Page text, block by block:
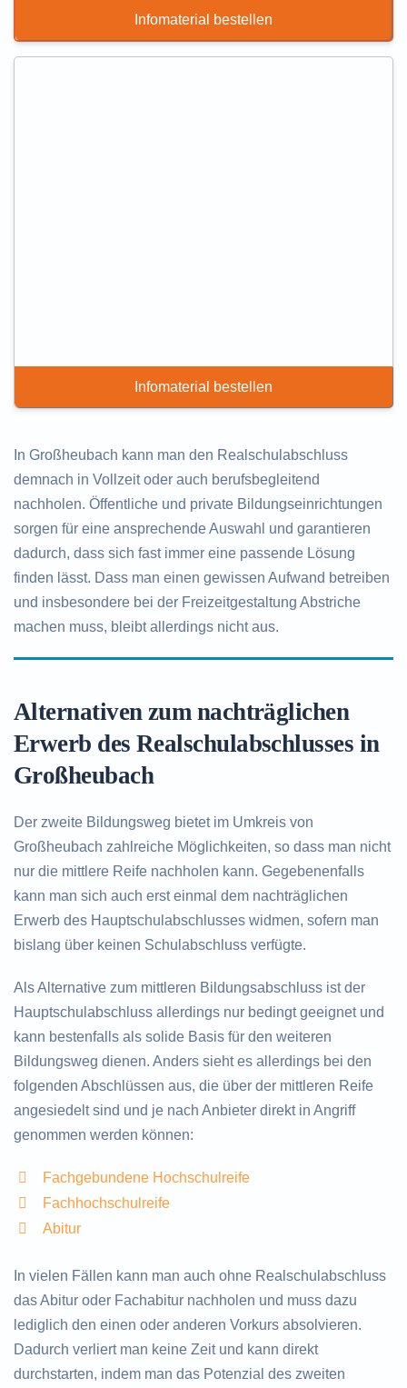
Infomaterial bestellen
Infomaterial bestellen
In Großheubach kann man den Realschulabschluss
demnach in Vollzeit oder auch berufsbegleitend
nachholen. Öffentliche und private Bildungseinrichtungen
sorgen für eine ansprechende Auswahl und garantieren
dadurch, dass sich fast immer eine passende Lösung
finden lässt. Dass man einen gewissen Aufwand betreiben
und insbesondere bei der Freizeitgestaltung Abstriche
machen muss, bleibt allerdings nicht aus.
Alternativen zum nachträglichen
Erwerb des Realschulabschlusses in
Großheubach
Der zweite Bildungsweg bietet im Umkreis von
Großheubach zahlreiche Möglichkeiten, so dass man nicht
nur die mittlere Reife nachholen kann. Gegebenenfalls
kann man sich auch erst einmal dem nachträglichen
Erwerb des Hauptschulabschlusses widmen, sofern man
bislang über keinen Schulabschluss verfügte.
Als Alternative zum mittleren Bildungsabschluss ist der
Hauptschulabschluss allerdings nur bedingt geeignet und
kann bestenfalls als solide Basis für den weiteren
Bildungsweg dienen. Anders sieht es allerdings bei den
folgenden Abschlüssen aus, die über der mittleren Reife
angesiedelt sind und je nach Anbieter direkt in Angriff
genommen werden können:
Fachgebundene Hochschulreife
Fachhochschulreife
Abitur
In vielen Fällen kann man auch ohne Realschulabschluss
das Abitur oder Fachabitur nachholen und muss dazu
lediglich den einen oder anderen Vorkurs absolvieren.
Dadurch verliert man keine Zeit und kann direkt
durchstarten, indem man das Potenzial des zweiten